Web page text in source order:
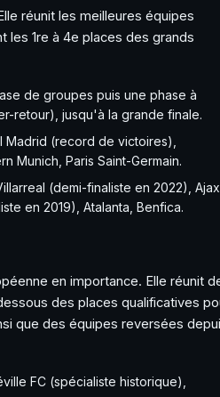
réunit les meilleures équipes
les 1re à 4e places des grands
de groupes puis une phase à
retour), jusqu'à la grande finale.
Madrid (record de victoires),
Munich, Paris Saint-Germain.
(demi-finaliste en 2022), Ajax
en 2019), Atalanta, Benfica.
en importance. Elle réunit
des places qualificatives
que des équipes reversées
FC (spécialiste historique),